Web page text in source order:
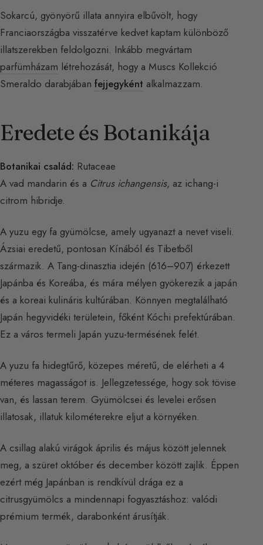
Sokarcú, gyönyörű illata annyira elbűvölt, hogy
Franciaországba visszatérve kedvet kaptam különböző
illatszerekben feldolgozni. Inkább megvártam
parfümházam létrehozását, hogy a Muscs Kollekció
Smeraldo darabjában fejjegyként alkalmazzam.
Eredete és Botanikája
Botanikai család: Rutaceae
A vad mandarin és a Citrus ichangensis, az ichang-i
citrom hibridje.
A yuzu egy fa gyümölcse, amely ugyanazt a nevet viseli.
Ázsiai eredetű, pontosan Kínából és Tibetből
származik. A Tang-dinasztia idején (616–907) érkezett
Japánba és Koreába, és mára mélyen gyökerezik a japán
és a koreai kulináris kultúrában. Könnyen megtalálható
Japán hegyvidéki területein, főként Kóchi prefektúrában.
Ez a város termeli Japán yuzu-termésének felét.
A yuzu fa hidegtűrő, közepes méretű, de elérheti a 4
méteres magasságot is. Jellegzetessége, hogy sok tövise
van, és lassan terem. Gyümölcsei és levelei erősen
illatosak, illatuk kilométerekre eljut a környéken.
A csillag alakú virágok április és május között jelennek
meg, a szüret október és december között zajlik. Éppen
ezért még Japánban is rendkívül drága ez a
citrusgyümölcs a mindennapi fogyasztáshoz: valódi
prémium termék, darabonként árusítják.